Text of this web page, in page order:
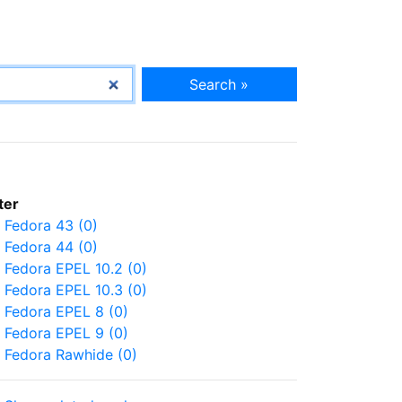
Search »
Fedora 43 (0)
Fedora 44 (0)
Fedora EPEL 10.2 (0)
Fedora EPEL 10.3 (0)
Fedora EPEL 8 (0)
Fedora EPEL 9 (0)
Fedora Rawhide (0)